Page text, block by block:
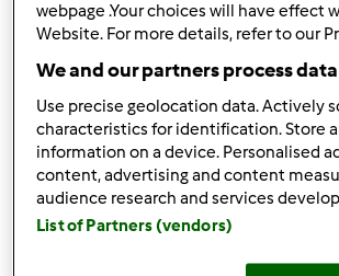
Ciao benvenuta!!
In cima
Accedio registratiper poter
lully Iscritto :
webpage .Your choices will have effect
Website. For more details, refer to our
We and our partners process
Use precise geolocation data. Actively
characteristics for identification. Store
information on a device. Personalised
content, advertising and content
audience research and services
List of Partners (vendors)